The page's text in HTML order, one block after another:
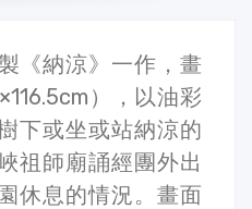
《納涼》一作，畫
），以油彩
下或坐或站納涼的
祖師廟誦經團外出
休息的情況。畫面